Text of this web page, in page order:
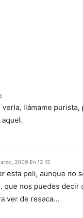
llámame
2009 En 12:15
esta peli, aunque no
que nos puedes
ver de resaca…